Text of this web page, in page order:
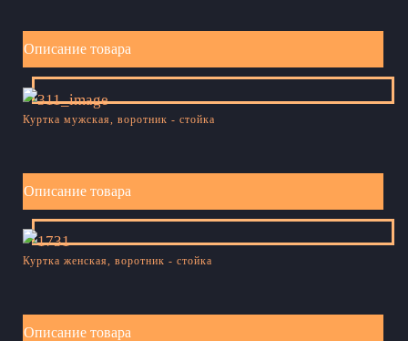
Описание товара
Куртка мужская, воротник - стойка
Описание товара
Куртка женская, воротник - стойка
Описание товара